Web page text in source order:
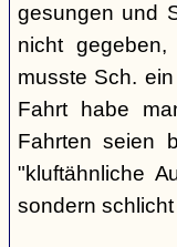
gesungen und
nicht
musste Sch.
Fahrt habe
Fahrten seien
"kluftähnliche
sondern